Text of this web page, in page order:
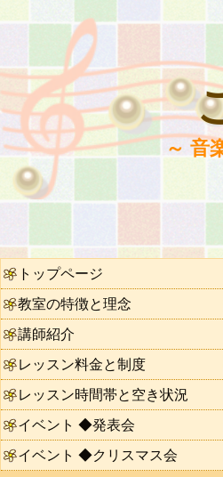
～ 音
トップページ
教室の特徴と理念
講師紹介
レッスン料金と制度
レッスン時間帯と空き状況
イベント ◆発表会
イベント ◆クリスマス会